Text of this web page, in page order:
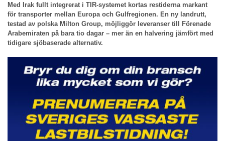
Med Irak fullt integrerat i TIR-systemet kortas restiderna markant
för transporter mellan Europa och Gulfregionen. En ny landrutt,
testad av polska Milton Group, möjliggör leveranser till Förenade
Arabemiraten på bara tio dagar – mer än en halvering jämfört med
tidigare sjöbaserade alternativ.